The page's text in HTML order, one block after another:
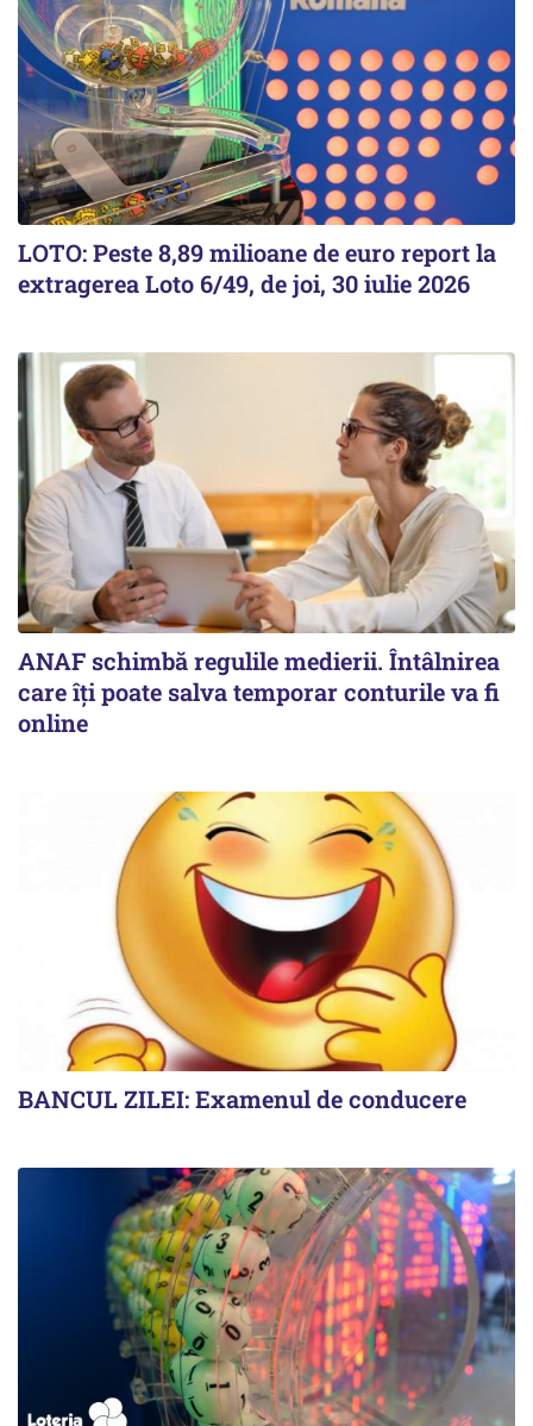
LOTO: Peste 8,89 milioane de euro report la
extragerea Loto 6/49, de joi, 30 iulie 2026
ANAF schimbă regulile medierii. Întâlnirea
care îți poate salva temporar conturile va fi
online
BANCUL ZILEI: Examenul de conducere